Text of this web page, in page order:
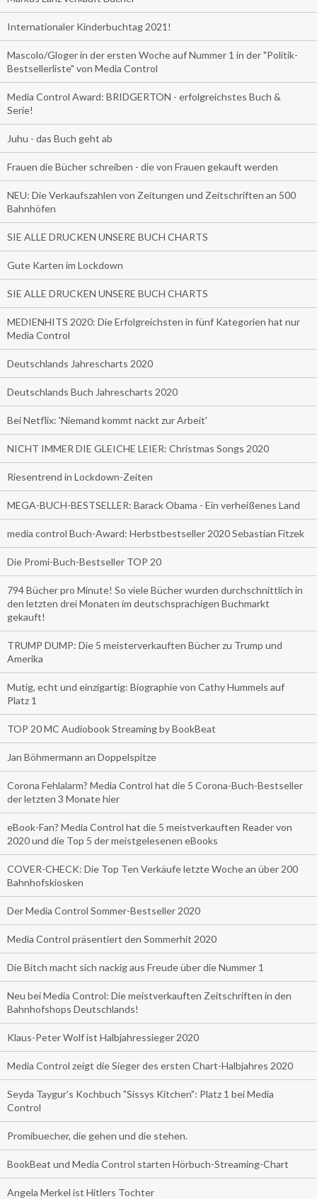
Internationaler Kinderbuchtag 2021!
Mascolo/Gloger in der ersten Woche auf Nummer 1 in der "Politik-
Bestsellerliste" von Media Control
Media Control Award: BRIDGERTON - erfolgreichstes Buch &
Serie!
Juhu - das Buch geht ab
Frauen die Bücher schreiben - die von Frauen gekauft werden
NEU: Die Verkaufszahlen von Zeitungen und Zeitschriften an 500
Bahnhöfen
SIE ALLE DRUCKEN UNSERE BUCH CHARTS
Gute Karten im Lockdown
SIE ALLE DRUCKEN UNSERE BUCH CHARTS
MEDIENHITS 2020: Die Erfolgreichsten in fünf Kategorien hat nur
Media Control
Deutschlands Jahrescharts 2020
Deutschlands Buch Jahrescharts 2020
Bei Netflix: 'Niemand kommt nackt zur Arbeit'
NICHT IMMER DIE GLEICHE LEIER: Christmas Songs 2020
Riesentrend in Lockdown-Zeiten
MEGA-BUCH-BESTSELLER: Barack Obama - Ein verheißenes Land
media control Buch-Award: Herbstbestseller 2020 Sebastian Fitzek
Die Promi-Buch-Bestseller TOP 20
794 Bücher pro Minute! So viele Bücher wurden durchschnittlich in
den letzten drei Monaten im deutschsprachigen Buchmarkt
gekauft!
TRUMP DUMP: Die 5 meisterverkauften Bücher zu Trump und
Amerika
Mutig, echt und einzigartig: Biographie von Cathy Hummels auf
Platz 1
TOP 20 MC Audiobook Streaming by BookBeat
Jan Böhmermann an Doppelspitze
Corona Fehlalarm? Media Control hat die 5 Corona-Buch-Bestseller
der letzten 3 Monate hier
eBook-Fan? Media Control hat die 5 meistverkauften Reader von
2020 und die Top 5 der meistgelesenen eBooks
COVER-CHECK: Die Top Ten Verkäufe letzte Woche an über 200
Bahnhofskiosken
Der Media Control Sommer-Bestseller 2020
Media Control präsentiert den Sommerhit 2020
Die Bitch macht sich nackig aus Freude über die Nummer 1
Neu bei Media Control: Die meistverkauften Zeitschriften in den
Bahnhofshops Deutschlands!
Klaus-Peter Wolf ist Halbjahressieger 2020
Media Control zeigt die Sieger des ersten Chart-Halbjahres 2020
Seyda Taygur's Kochbuch "Sissys Kitchen": Platz 1 bei Media
Control
Promibuecher, die gehen und die stehen.
BookBeat und Media Control starten Hörbuch-Streaming-Chart
Angela Merkel ist Hitlers Tochter